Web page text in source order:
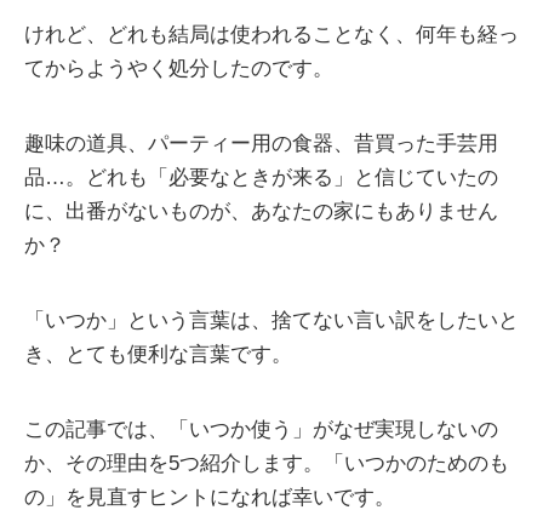
けれど、どれも結局は使われることなく、何年も経っ
てからようやく処分したのです。
趣味の道具、パーティー用の食器、昔買った手芸用
品…。どれも「必要なときが来る」と信じていたの
に、出番がないものが、あなたの家にもありません
か？
「いつか」という言葉は、捨てない言い訳をしたいと
き、とても便利な言葉です。
この記事では、「いつか使う」がなぜ実現しないの
か、その理由を5つ紹介します。「いつかのためのも
の」を見直すヒントになれば幸いです。